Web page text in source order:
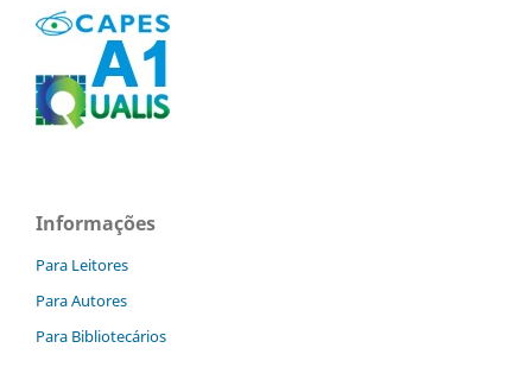
Informações
Para Leitores
Para Autores
Para Bibliotecários